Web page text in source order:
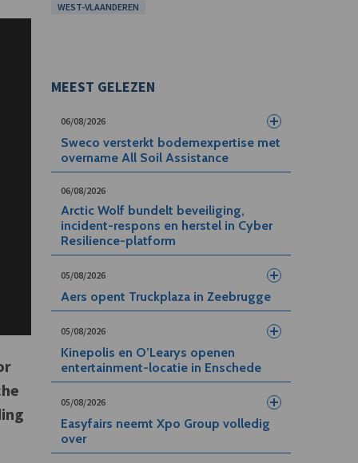
WEST-VLAANDEREN
MEEST GELEZEN
06/08/2026
Sweco versterkt bodemexpertise met
overname All Soil Assistance
06/08/2026
Arctic Wolf bundelt beveiliging,
incident-respons en herstel in Cyber
Resilience-platform
05/08/2026
Aers opent Truckplaza in Zeebrugge
05/08/2026
Kinepolis en O’Learys openen
entertainment-locatie in Enschede
05/08/2026
Easyfairs neemt Xpo Group volledig
over